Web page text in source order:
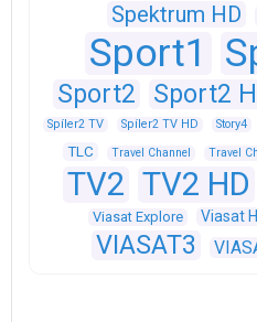
Spektrum HD
Sport1
Sport2 Sport2
Spíler2 TV
Spíler2 TV HD Story4
TLC Travel Channel Travel
TV2 TV2 HD
Viasat Explore Viasat
VIASAT3